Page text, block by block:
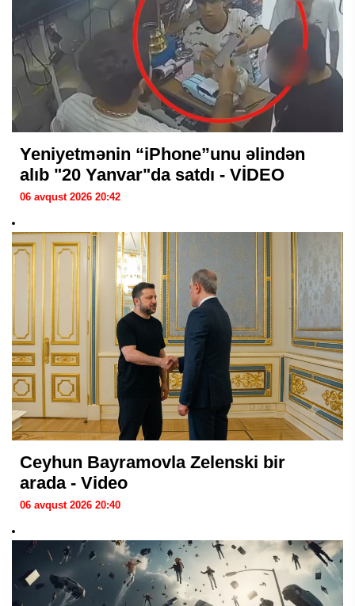
Yeniyetmənin “iPhone”unu əlindən
alıb "20 Yanvar"da satdı - VİDEO
06 avqust 2026 20:42
Ceyhun Bayramovla Zelenski bir
arada - Video
06 avqust 2026 20:40